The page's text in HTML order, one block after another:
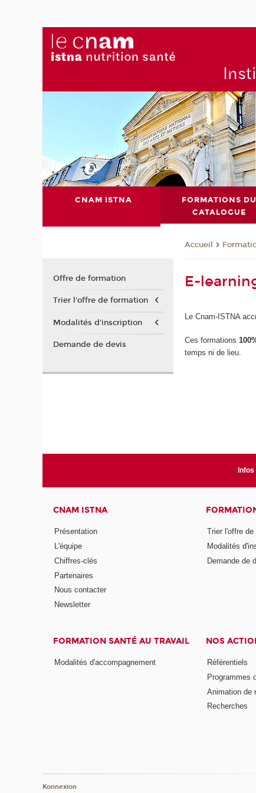
CNAM ISTNA
FORMATIONS DU
CATALOGUE
Accueil
E-
Le Cnam-ISTNA
Ces formations
temps ni de lieu.
Offre de formation
Trier l'offre de formation
Modalités d'inscription
Demande de devis
CNAM ISTNA
Présentation
L'équipe
Chiffres-clés
Partenaires
Nous contacter
Newsletter
Trier l'offre de
Modalités
Demande de
FORMATION SANTÉ AU TRAVAIL
Modalités d'accompagnement
NOS
Référentiels
Programmes
Animation de
Recherches
Konnexion